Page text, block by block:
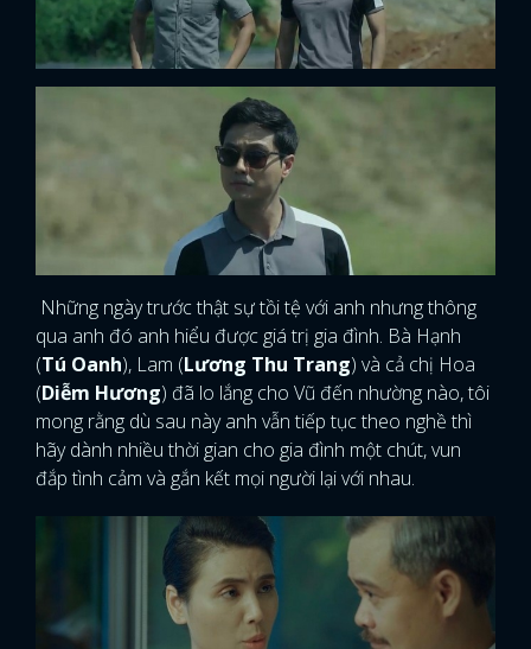
Những ngày trước thật sự tồi tệ với anh nhưng thông
qua anh đó anh hiểu được giá trị gia đình. Bà Hạnh
(Tú Oanh), Lam (Lương Thu Trang) và cả chị Hoa
(Diễm Hương) đã lo lắng cho Vũ đến nhường nào, tôi
mong rằng dù sau này anh vẫn tiếp tục theo nghề thì
hãy dành nhiều thời gian cho gia đình một chút, vun
đắp tình cảm và gắn kết mọi người lại với nhau.